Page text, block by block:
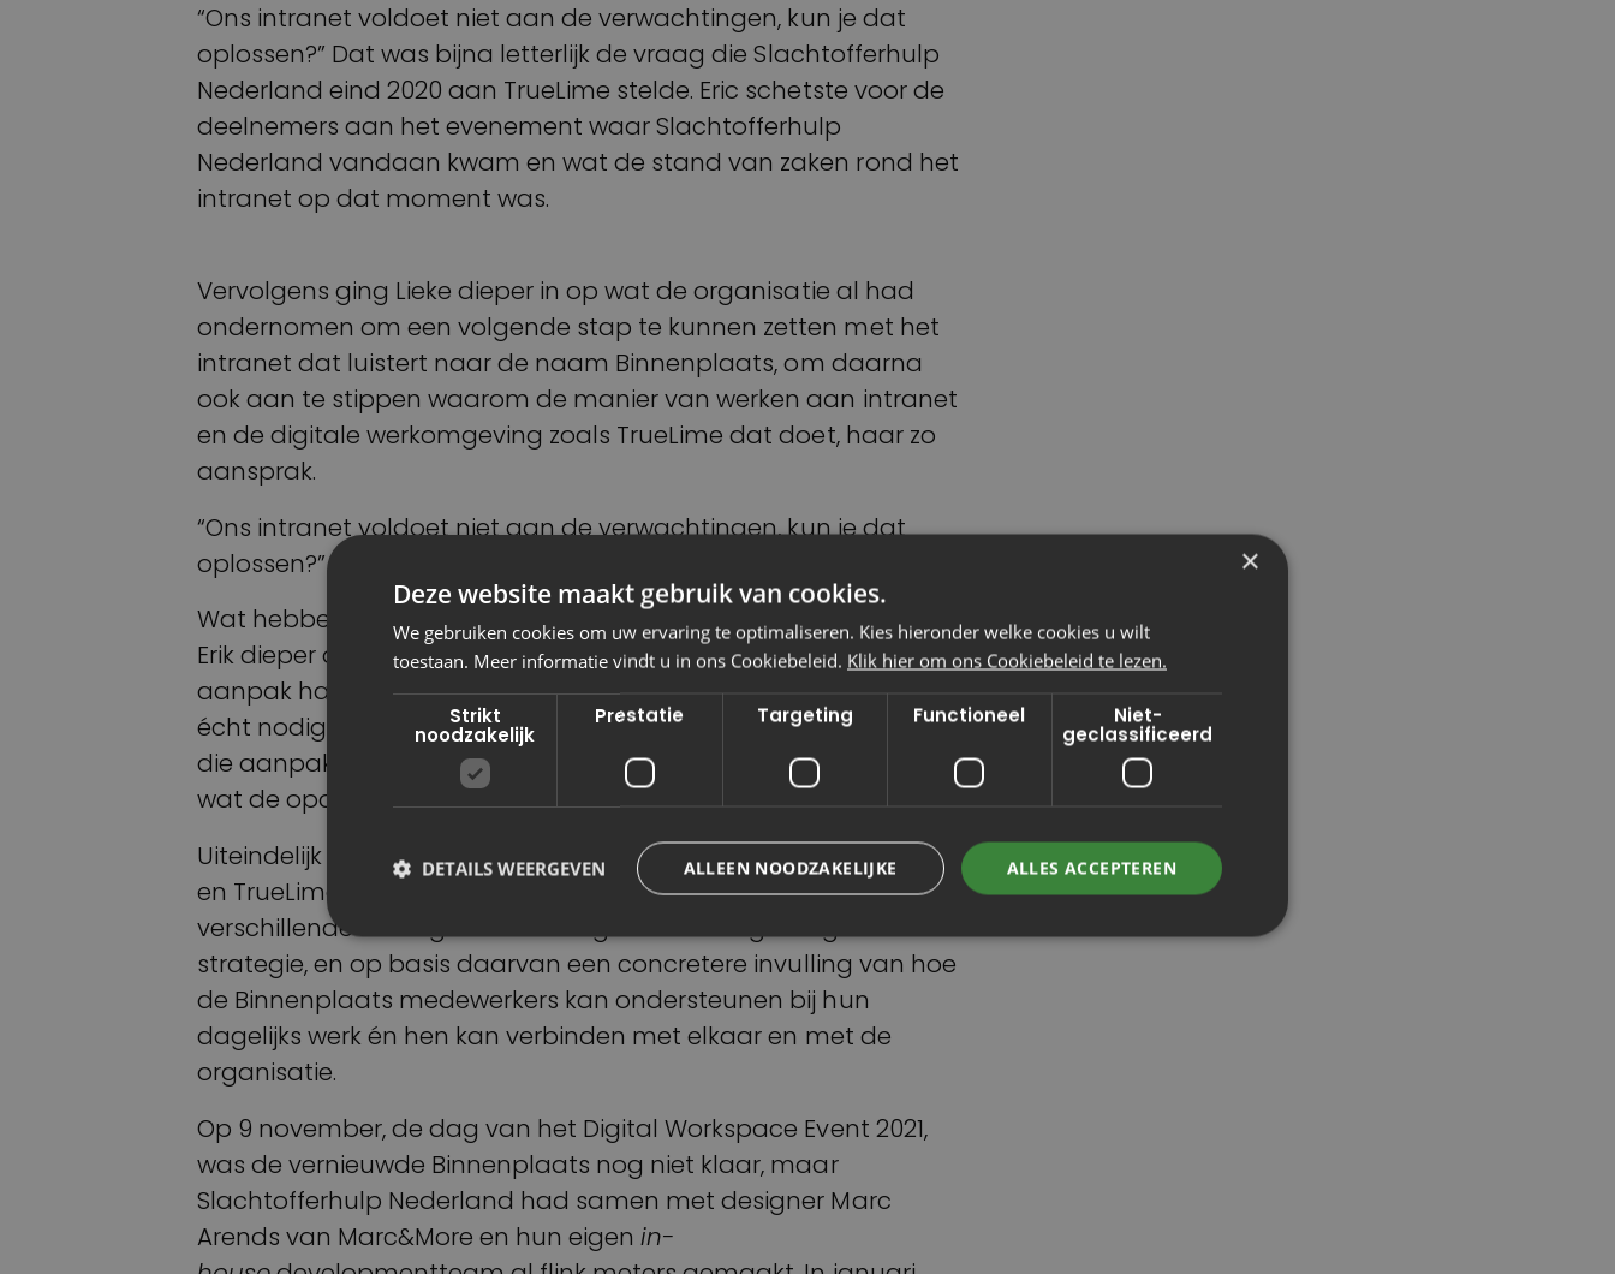
“Ons intranet voldoet niet aan de verwachtingen, kun je dat
oplossen?” Dat was bijna letterlijk de vraag die Slachtofferhulp
Nederland eind 2020 aan TrueLime stelde. Eric schetste voor de
deelnemers aan het evenement waar Slachtofferhulp
Nederland vandaan kwam en wat de stand van zaken rond het
intranet op dat moment was.
Vervolgens ging Lieke dieper in op wat de organisatie al had
ondernomen om een volgende stap te kunnen zetten met het
intranet dat luistert naar de naam Binnenplaats, om daarna
ook aan te stippen waarom de manier van werken aan intranet
en de digitale werkomgeving zoals TrueLime dat doet, haar zo
aansprak.
“Ons intranet voldoet niet aan de verwachtingen, kun je dat
oplossen?”
Wat hebben we dan gedaan? En wat leverde dat op? Daar ging
Erik dieper op in, met als kern dat we niet alleen een gedegen
aanpak hadden om boven tafel te krijgen wat medewerker nu
écht nodig hebben, maar ook dat we flexibel genoeg waren om
die aanpak toe te spitsen op wat voor het project vereist is en
wat de opdrachtgever nodig heeft.
Uiteindelijk leverde het traject dat Slachtofferhulp Nederland
en TrueLime samen doorliepen vooral dit op: een door de
verschillende belanghebbenden gedeelde en gedragen visie en
strategie, en op basis daarvan een concretere invulling van hoe
de Binnenplaats medewerkers kan ondersteunen bij hun
dagelijks werk én hen kan verbinden met elkaar en met de
organisatie.
Op 9 november, de dag van het Digital Workspace Event 2021,
was de vernieuwde Binnenplaats nog niet klaar, maar
Slachtofferhulp Nederland had samen met designer Marc
Arends van Marc&More en hun eigenin-
×
Deze website maakt gebruik van cookies.
We gebruiken cookies om uw ervaring te optimaliseren. Kies hieronder welke cookies u wilt
toestaan. Meer informatie vindt u in ons Cookiebeleid. Klik hier om ons Cookiebeleid te lezen.
Strikt
noodzakelijk
Prestatie Targeting Functioneel Niet-
geclassificeerd
ALLES ACCEPTEREN
ALLEEN NOODZAKELIJKE
DETAILS WEERGEVEN